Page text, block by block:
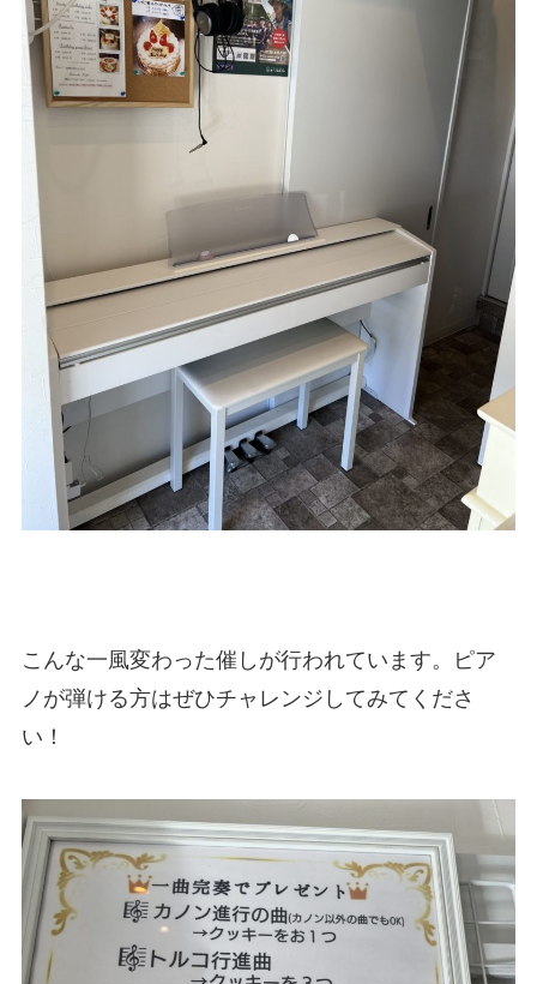
こんな一風変わった催しが行われています。ピア
ノが弾ける方はぜひチャレンジしてみてくださ
い！